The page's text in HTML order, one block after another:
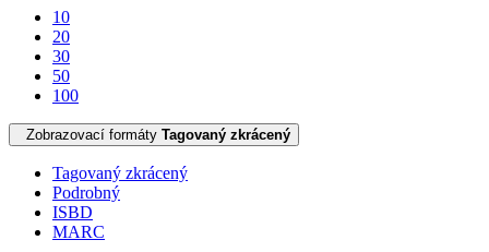
10
20
30
50
100
Zobrazovací formáty Tagovaný zkrácený
Tagovaný zkrácený
Podrobný
ISBD
MARC